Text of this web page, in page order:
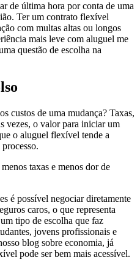
de última hora por conta de uma
Ter um contrato flexível
com multas altas ou longos
mais leve com aluguel me
questão de escolha na
custos de uma mudança? Taxas,
vezes, o valor para iniciar um
o aluguel flexível tende a
taxas e menos dor de
é possível negociar diretamente
caros, o que representa
tipo de escolha que faz
jovens profissionais e
blog sobre economia, já
pode ser bem mais acessível.